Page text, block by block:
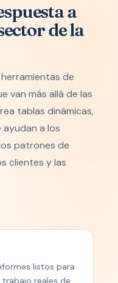
a
de la
de
van más allá de las
tablas dinámicas,
a los
patrones de
clientes y las
listos para
reales de